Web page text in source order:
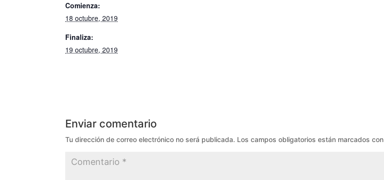
Comienza:
18 octubre, 2019
Finaliza:
19 octubre, 2019
Enviar comentario
Tu dirección de correo electrónico no será publicada. Los campos obligatorios están marcados con